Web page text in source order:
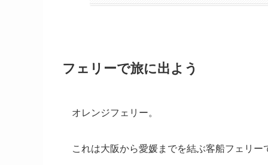
フェリーで旅に出よう
オレンジフェリー。
これは大阪から愛媛までを結ぶ客船フェリー